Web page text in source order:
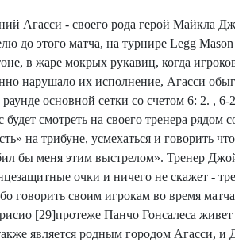
Агасси - своего рода герой Майкла
до этого матча, на турнире Legg
в жаре мокрых рукавиц, когда
нарушало их исполнение, Агасси
основной сетки со счетом 6: 2. , 6-
смотреть на своего тренера рядом
на трибуне, усмехаться и говорить
бы меня этим выстрелом». Тренер
очки и ничего не скажет -
говорить своим игрокам во время
[29]протеже Панчо Гонсалеса живет
является родным городом Агасси, и